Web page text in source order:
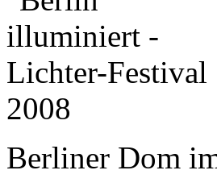
Berliner Dom